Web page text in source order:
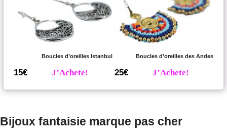
Boucles d’oreilles Istanbul
15€ J’Achete!
Boucles d’oreilles des Andes
25€ J’Achete!
Bijoux fantaisie marque pas cher